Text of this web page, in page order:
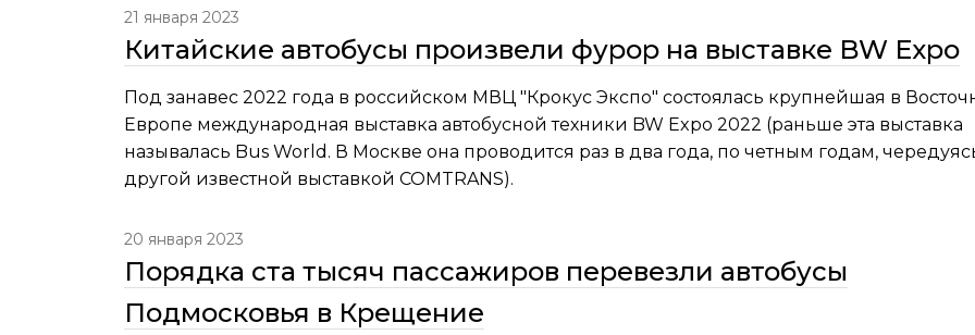
21 января 2023
Китайские автобусы произвели фурор на выставке BW Expo
Под занавес 2022 года в российском МВЦ "Крокус Экспо" состоялась крупнейшая в
Европе международная выставка автобусной техники BW Expo 2022 (раньше эта выставка
называлась Bus World. В Москве она проводится раз в два года, по четным годам,
другой известной выставкой COMTRANS).
20 января 2023
Порядка ста тысяч пассажиров перевезли автобусы
Подмосковья в Крещение